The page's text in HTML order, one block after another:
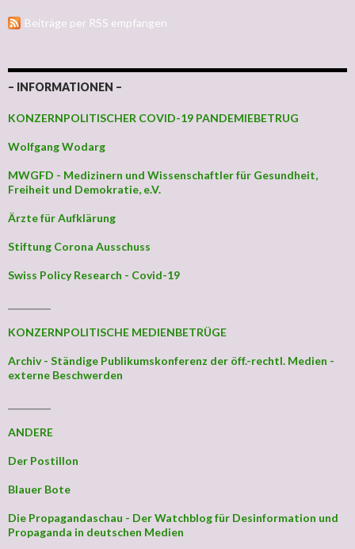
Beiträge per RSS empfangen
– INFORMATIONEN –
KONZERNPOLITISCHER COVID-19 PANDEMIEBETRUG
Wolfgang Wodarg
MWGFD - Medizinern und Wissenschaftler für Gesundheit,
Freiheit und Demokratie, e.V.
Ärzte für Aufklärung
Stiftung Corona Ausschuss
Swiss Policy Research - Covid-19
KONZERNPOLITISCHE MEDIENBETRÜGE
Archiv - Ständige Publikumskonferenz der öff.-rechtl. Medien -
externe Beschwerden
ANDERE
Der Postillon
Blauer Bote
Die Propagandaschau - Der Watchblog für Desinformation und
Propaganda in deutschen Medien